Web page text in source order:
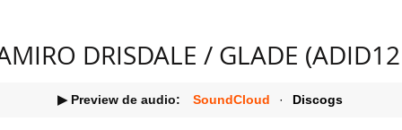
DRISDALE / GLADE
▶ Preview de audio: SoundCloud · Discogs